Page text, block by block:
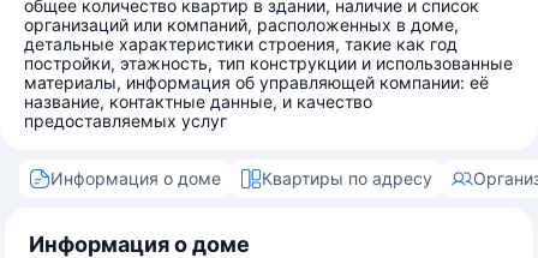
общее количество квартир в здании, наличие и список
организаций или компаний, расположенных в доме,
детальные характеристики строения, такие как год
постройки, этажность, тип конструкции и использованные
материалы, информация об управляющей компании: её
название, контактные данные, и качество
предоставляемых услуг
Информация о доме Квартиры по адресу
Информация о доме